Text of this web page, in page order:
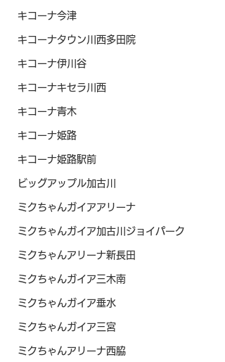
キコーナ今津
キコーナタウン川西多田院
キコーナ伊川谷
キコーナキセラ川西
キコーナ青木
キコーナ姫路
キコーナ姫路駅前
ビッグアップル加古川
ミクちゃんガイアアリーナ
ミクちゃんガイア加古川ジョイパーク
ミクちゃんアリーナ新長田
ミクちゃんガイア三木南
ミクちゃんガイア垂水
ミクちゃんガイア三宮
ミクちゃんアリーナ西脇